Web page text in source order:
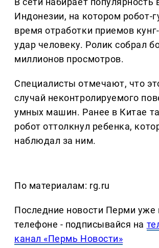
Индонезии, на котором робот-
время отработки приемов
удар человеку. Ролик собрал
миллионов просмотров.
Специалисты отмечают, что
случай неконтролируемого
умных машин. Ранее в Китае
робот оттолкнул ребенка,
наблюдал за ним.
По материалам: rg.ru
Последние новости Перми уже
телефоне - подписывайся на
канал «Пермь Новости»